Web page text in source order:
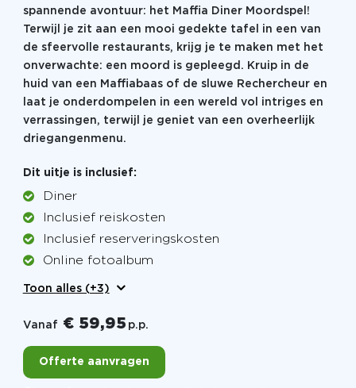
spannende avontuur: het Maffia Diner Moordspel!
Terwijl je zit aan een mooi gedekte tafel in een van
de sfeervolle restaurants, krijg je te maken met het
onverwachte: een moord is gepleegd. Kruip in de
huid van een Maffiabaas of de sluwe Rechercheur en
laat je onderdompelen in een wereld vol intriges en
verrassingen, terwijl je geniet van een overheerlijk
driegangenmenu.
Dit uitje is inclusief:
Diner
Inclusief reiskosten
Inclusief reserveringskosten
Online fotoalbum
Toon alles (+3)
Vanaf € 59,95 p.p.
Offerte aanvragen